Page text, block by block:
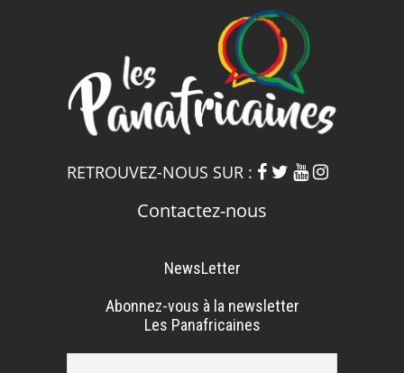
RETROUVEZ-NOUS SUR :
Contactez-nous
NewsLetter
Abonnez-vous à la newsletter
Les Panafricaines